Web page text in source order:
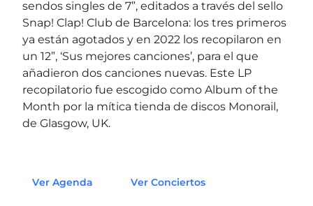
sendos singles de 7”, editados a través del sello
Snap! Clap! Club de Barcelona: los tres primeros
ya están agotados y en 2022 los recopilaron en
un 12”, ‘Sus mejores canciones’, para el que
añadieron dos canciones nuevas. Este LP
recopilatorio fue escogido como Album of the
Month por la mítica tienda de discos Monorail,
de Glasgow, UK.
Ver Agenda Ver Conciertos